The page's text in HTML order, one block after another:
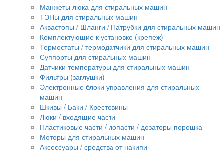
Манжеты люка для стиральных машин
ТЭНы для стиральных машин
Аквастопы / Шланги / Патрубки для стиральных машин
Комплектующие к установке (крепеж)
Термостаты / термодатчики для стиральных машин
Суппорты для стиральных машин
Датчики температуры для стиральных машин
Фильтры (заглушки)
Электронные блоки управления для стиральных
машин
Шкивы / Баки / Крестовины
Люки / входящие части
Пластиковые части / лопасти / дозаторы порошка
Моторы для стиральных машин
Аксессуары / средства от накипи